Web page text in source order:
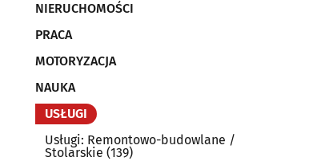
NIERUCHOMOŚCI
PRACA
MOTORYZACJA
NAUKA
USŁUGI
Usługi: Remontowo-budowlane /
Stolarskie (139)